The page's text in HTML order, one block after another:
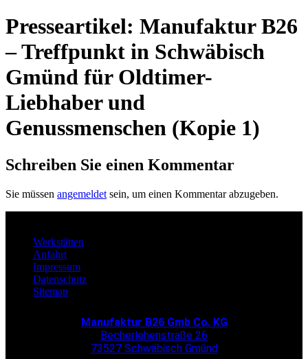
Presseartikel: Manufaktur B26
– Treffpunkt in Schwäbisch
Gmünd für Oldtimer-
Liebhaber und
Genussmenschen (Kopie 1)
Schreiben Sie einen Kommentar
Sie müssen angemeldet sein, um einen Kommentar abzugeben.
Werkstätten
Anfahrt
Impressum
Datenschutz
Sitemap
Manufaktur B26 Gmb Co. KG
Becherlehenstraße 26
73527 Schwäbisch Gmünd